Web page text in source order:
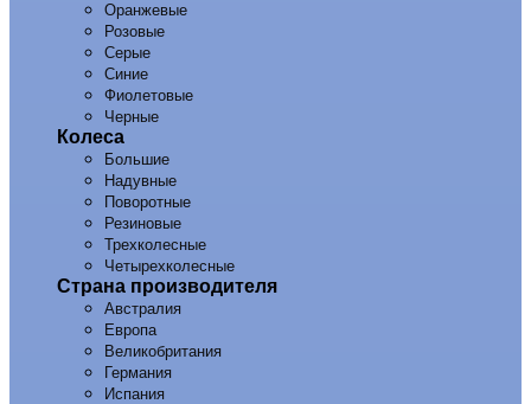
Оранжевые
Розовые
Серые
Синие
Фиолетовые
Черные
Колеса
Большие
Надувные
Поворотные
Резиновые
Трехколесные
Четырехколесные
Страна производителя
Австралия
Европа
Великобритания
Германия
Испания